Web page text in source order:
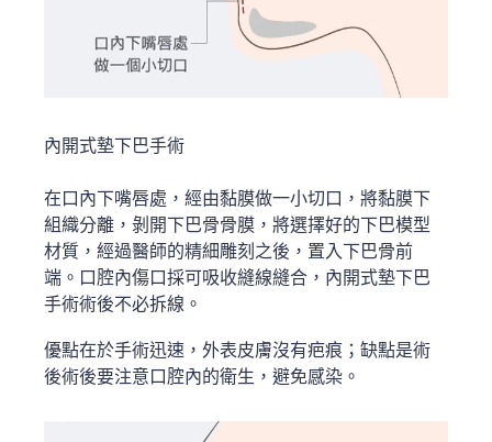
內開式墊下巴手術
在口內下嘴唇處，經由黏膜做一小切口，將黏膜下
組織分離，剝開下巴骨骨膜，將選擇好的下巴模型
材質，經過醫師的精細雕刻之後，置入下巴骨前
端。口腔內傷口採可吸收縫線縫合，內開式墊下巴
手術術後不必拆線。
優點在於手術迅速，外表皮膚沒有疤痕；缺點是術
後術後要注意口腔內的衛生，避免感染。